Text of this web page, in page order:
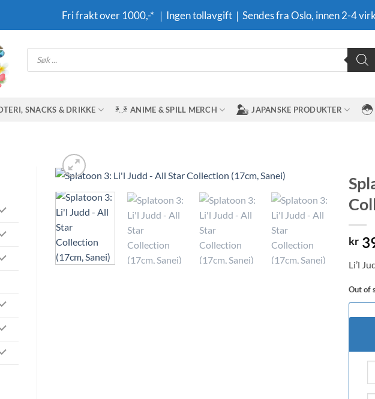
Fri frakt over 1000,-* ｜Ingen tollavgift｜Sendes fra Oslo, innen 2-4
Products
search
SNACKS & DRIKKE ANIME & SPILL MERCH JAPANSKE PRODUKTER
Legg til i
ønskeliste
kr
Li’l
Out of